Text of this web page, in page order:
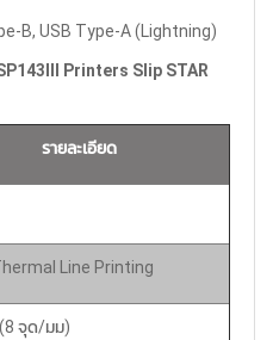
B, USB Type-A (Lightning)
Printers Slip STAR
รายละเอียด
Line Printing
จุด/มม)